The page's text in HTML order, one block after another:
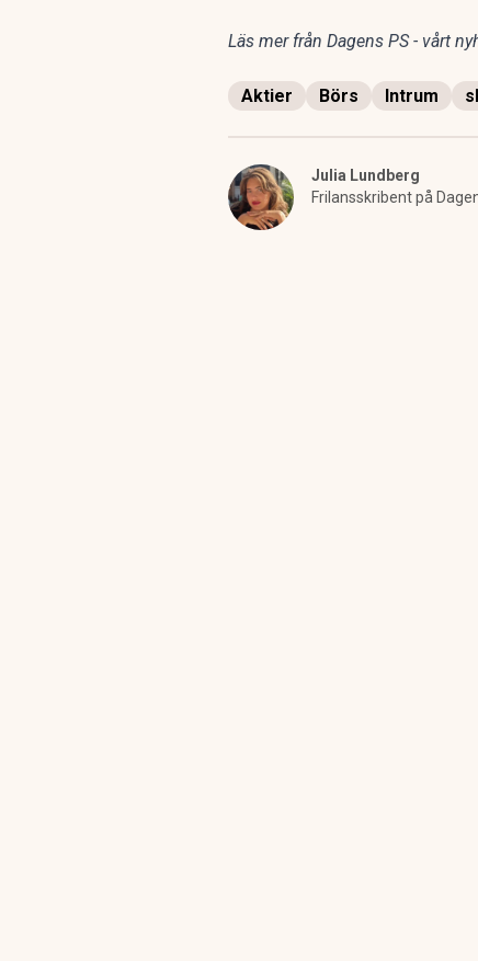
Läs mer från Dagens PS - vårt
Aktier Börs Intrum
Julia Lundberg
Frilansskribent på